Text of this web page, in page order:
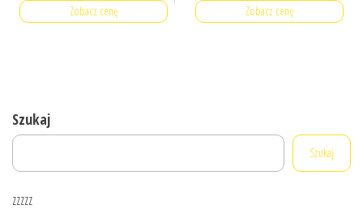
Zobacz cenę Zobacz cenę
Szukaj
Szukaj
zzzzz